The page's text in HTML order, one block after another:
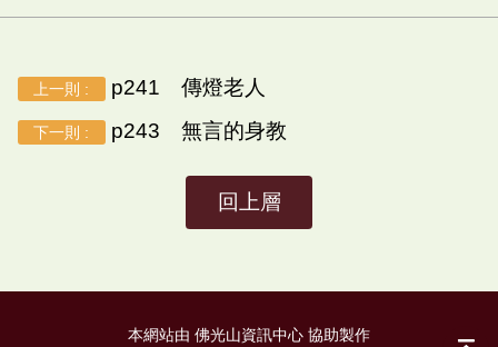
上一則 : p241 傳燈老人
下一則 : p243 無言的身教
回上層
本網站由 佛光山資訊中心 協助製作